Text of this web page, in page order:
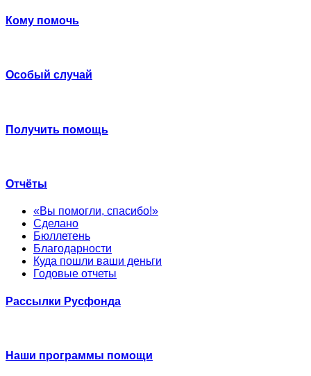
Кому помочь
Особый случай
Получить помощь
Отчёты
«Вы помогли, спасибо!»
Сделано
Бюллетень
Благодарности
Куда пошли ваши деньги
Годовые отчеты
Рассылки Русфонда
Наши программы помощи